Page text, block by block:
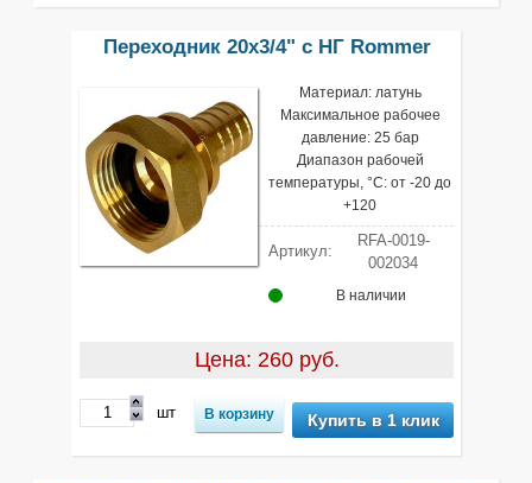
Переходник 20х3/4" с НГ Rommer
Материал: латунь
Максимальное рабочее
давление: 25 бар
Диапазон рабочей
температуры, °С: от -20 до
+120
Артикул:
RFA-0019-
002034
В наличии
Цена: 260 руб.
шт Купить в 1 клик